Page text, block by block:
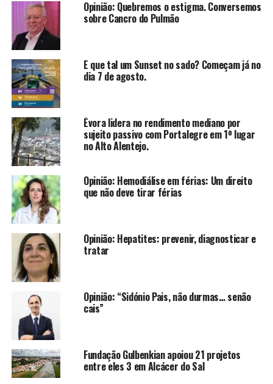
Opinião: Quebremos o estigma. Conversemos
sobre Cancro do Pulmão
E que tal um Sunset no sado? Começam já no
dia 7 de agosto.
Évora lidera no rendimento mediano por
sujeito passivo com Portalegre em 1º lugar
no Alto Alentejo.
Opinião: Hemodiálise em férias: Um direito
que não deve tirar férias
Opinião: Hepatites: prevenir, diagnosticar e
tratar
Opinião: “Sidónio Pais, não durmas… senão
cais”
Fundação Gulbenkian apoiou 21 projetos
entre eles 3 em Alcácer do Sal